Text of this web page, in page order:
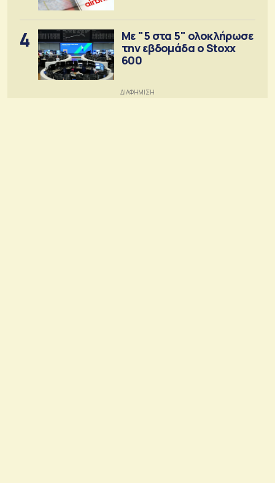
4
Με "5 στα 5" ολοκλήρωσε
την εβδομάδα ο Stoxx
600